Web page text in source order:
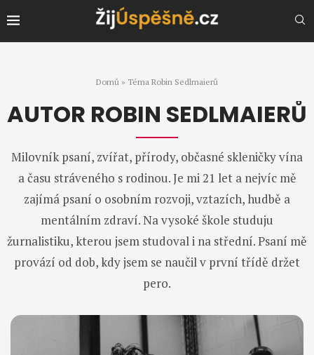
Domů » Téma Robin Sedlmaierů
AUTOR ROBIN SEDLMAIERŮ
Milovník psaní, zvířat, přírody, občasné skleničky vína
a času stráveného s rodinou. Je mi 21 let a nejvíc mě
zajímá psaní o osobním rozvoji, vztazích, hudbě a
mentálním zdraví. Na vysoké škole studuju
žurnalistiku, kterou jsem studoval i na střední. Psaní mě
provází od dob, kdy jsem se naučil v první třídě držet
pero.